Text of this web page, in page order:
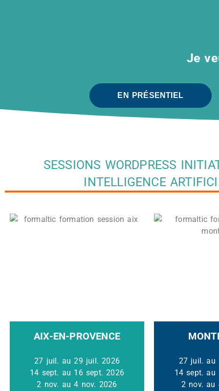
Je
EN PRÉSENTIEL
SESSIONS WORDPRESS
INTELLIGENCE
AIX-EN-PROVENCE
27 juil. au 29 juil. 2026
14 sept. au 16 sept. 2026
2 nov. au 4 nov. 2026
27 juil. au
14 sept. au
2 nov. au